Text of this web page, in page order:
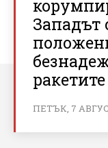
Западът
ПЕТЪК, 7